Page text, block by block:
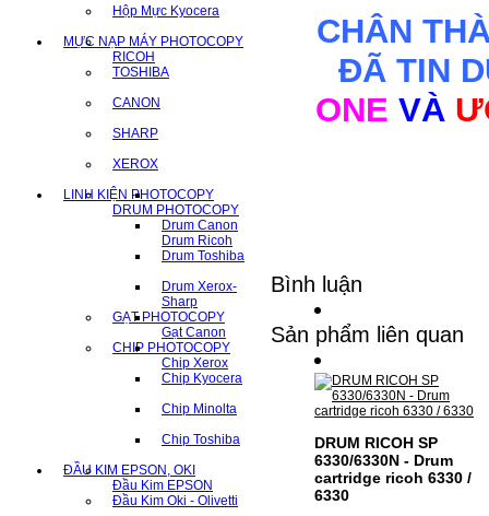
Hộp Mực Kyocera
MỰC NẠP MÁY PHOTOCOPY
RICOH
TOSHIBA
CANON
SHARP
XEROX
LINH KIỆN PHOTOCOPY
DRUM PHOTOCOPY
Drum Canon
Drum Ricoh
Drum Toshiba
Drum Xerox-
Sharp
GẠT PHOTOCOPY
Gạt Canon
CHIP PHOTOCOPY
Chip Xerox
Chip Kyocera
Chip Minolta
Chip Toshiba
ĐẦU KIM EPSON, OKI
Đầu Kim EPSON
Đầu Kim Oki - Olivetti
CHÂN
ĐÃ TIN
ONE VÀ
Bình luận
Sản phẩm liên quan
DRUM RICOH SP
6330/6330N - Drum
cartridge ricoh 6330 /
6330